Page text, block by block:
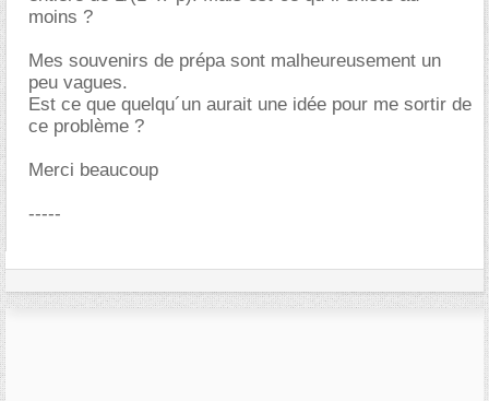
moins ?
Mes souvenirs de prépa sont malheureusement un
peu vagues.
Est ce que quelqu´un aurait une idée pour me sortir de
ce problème ?
Merci beaucoup
-----